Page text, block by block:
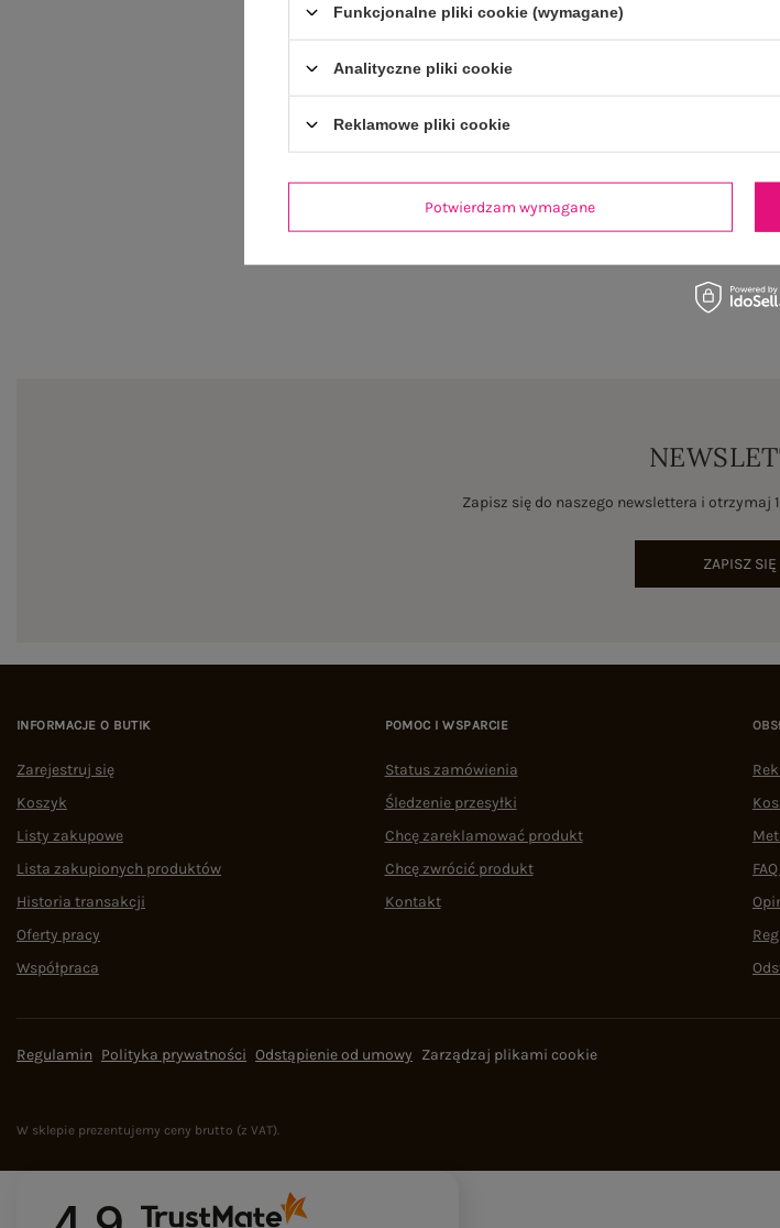
Zapisz się do naszego newslettera i otrzymaj
ZAPISZ SIĘ
INFORMACJE O BUTIK
Zarejestruj się
Koszyk
Listy zakupowe
Lista zakupionych produktów
Historia transakcji
Oferty pracy
Współpraca
POMOC I WSPARCIE
Status zamówienia
Śledzenie przesyłki
Chcę zareklamować produkt
Chcę zwrócić produkt
Kontakt
Regulamin Polityka prywatności Odstąpienie od umowy Zarządzaj plikami cookie
W sklepie prezentujemy ceny brutto (z VAT).
Funkcjonalne pliki cookie (wymagane)
Analityczne pliki cookie
Reklamowe pliki cookie
Potwierdzam wymagane